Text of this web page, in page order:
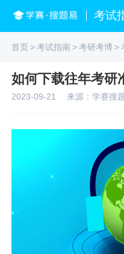
考试
首页>考试指南>考研考博>
如何下载往年考研
2023-09-21 来源：学赛搜